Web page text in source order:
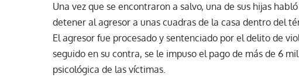
Una vez que se encontraron a salvo, una de sus hijas
detener al agresor a unas cuadras de la casa dentro del
El agresor fue procesado y sentenciado por el delito de
seguido en su contra, se le impuso el pago de más de 6
psicológica de las víctimas.